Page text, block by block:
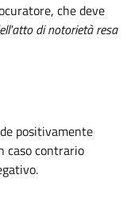
che deve
di notorietà resa
positivamente
caso contrario